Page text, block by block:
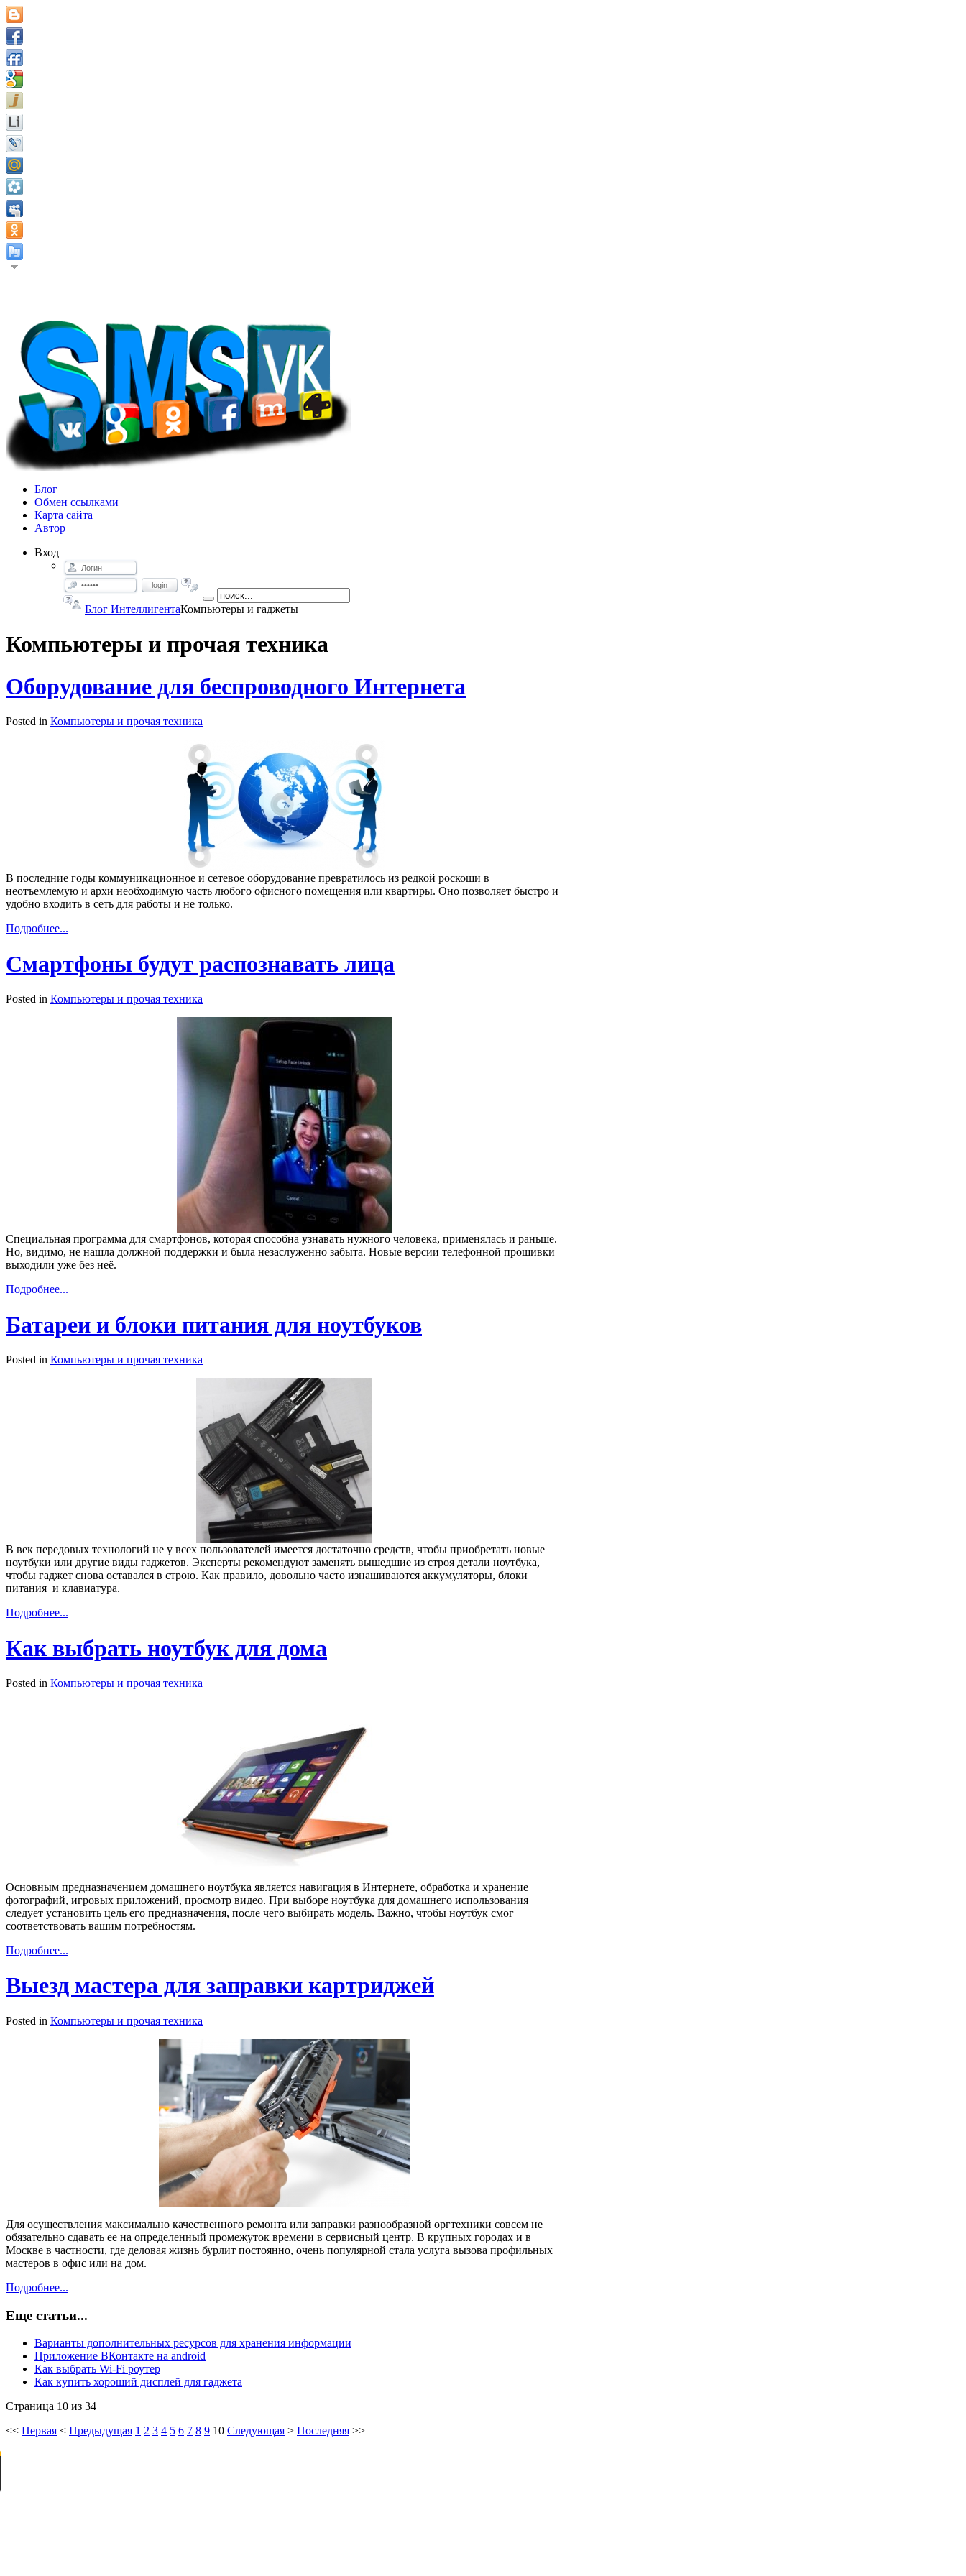
Блог
Обмен ссылками
Карта сайта
Автор
Вход
login
Блог ИнтеллигентаКомпьютеры и гаджеты
Компьютеры и прочая техника
Оборудование для беспроводного Интернета
Posted in Компьютеры и прочая техника
В последние годы коммуникационное и сетевое оборудование превратилось из редкой роскоши в
неотъемлемую и архи необходимую часть любого офисного помещения или квартиры. Оно позволяет быстро и
удобно входить в сеть для работы и не только.
Подробнее...
Смартфоны будут распознавать лица
Posted in Компьютеры и прочая техника
Специальная программа для смартфонов, которая способна узнавать нужного человека, применялась и раньше.
Но, видимо, не нашла должной поддержки и была незаслуженно забыта. Новые версии телефонной прошивки
выходили уже без неё.
Подробнее...
Батареи и блоки питания для ноутбуков
Posted in Компьютеры и прочая техника
В век передовых технологий не у всех пользователей имеется достаточно средств, чтобы приобретать новые
ноутбуки или другие виды гаджетов. Эксперты рекомендуют заменять вышедшие из строя детали ноутбука,
чтобы гаджет снова оставался в строю. Как правило, довольно часто изнашиваются аккумуляторы, блоки
питания и клавиатура.
Подробнее...
Как выбрать ноутбук для дома
Posted in Компьютеры и прочая техника
Основным предназначением домашнего ноутбука является навигация в Интернете, обработка и хранение
фотографий, игровых приложений, просмотр видео. При выборе ноутбука для домашнего использования
следует установить цель его предназначения, после чего выбирать модель. Важно, чтобы ноутбук смог
соответствовать вашим потребностям.
Подробнее...
Выезд мастера для заправки картриджей
Posted in Компьютеры и прочая техника
Для осуществления максимально качественного ремонта или заправки разнообразной оргтехники совсем не
обязательно сдавать ее на определенный промежуток времени в сервисный центр. В крупных городах и в
Москве в частности, где деловая жизнь бурлит постоянно, очень популярной стала услуга вызова профильных
мастеров в офис или на дом.
Подробнее...
Еще статьи...
Варианты дополнительных ресурсов для хранения информации
Приложение ВКонтакте на android
Как выбрать Wi-Fi роутер
Как купить хороший дисплей для гаджета
Страница 10 из 34
<< Первая < Предыдущая 1 2 3 4 5 6 7 8 9 10 Следующая > Последняя >>